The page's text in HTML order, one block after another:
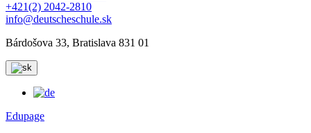
+421(2) 2042-2810
info@deutscheschule.sk
Bárdošova 33, Bratislava 831 01
Edupage